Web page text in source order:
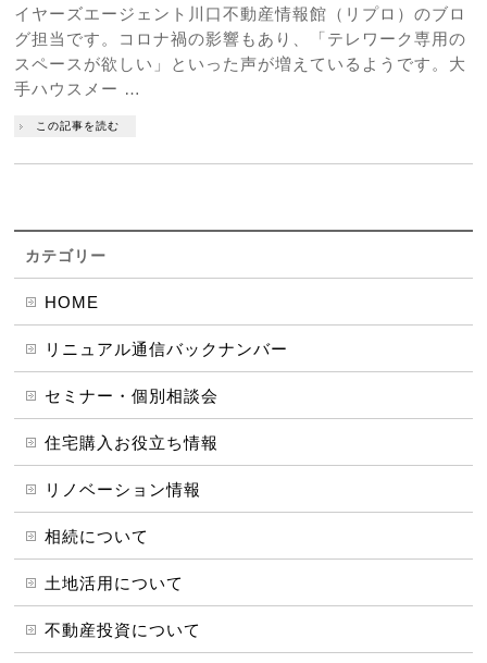
イヤーズエージェント川口不動産情報館（リプロ）のブロ
グ担当です。コロナ禍の影響もあり、「テレワーク専用の
スペースが欲しい」といった声が増えているようです。大
手ハウスメー …
この記事を読む
カテゴリー
HOME
リニュアル通信バックナンバー
セミナー・個別相談会
住宅購入お役立ち情報
リノベーション情報
相続について
土地活用について
不動産投資について